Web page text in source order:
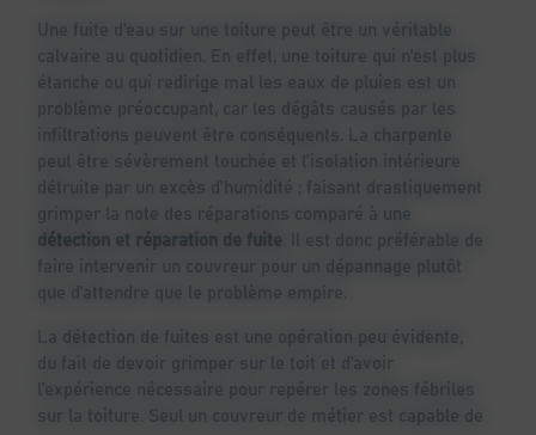
Une fuite d’eau sur une toiture peut être un véritable
calvaire au quotidien. En effet, une toiture qui n’est plus
étanche ou qui redirige mal les eaux de pluies est un
problème préoccupant, car les dégâts causés par les
infiltrations peuvent être conséquents. La charpente
peut être sévèrement touchée et l’isolation intérieure
détruite par un excès d’humidité ; faisant drastiquement
grimper la note des réparations comparé à une
détection et réparation de fuite. Il est donc préférable de
faire intervenir un couvreur pour un dépannage plutôt
que d’attendre que le problème empire.
La détection de fuites est une opération peu évidente,
du fait de devoir grimper sur le toit et d’avoir
l’expérience nécessaire pour repérer les zones fébriles
sur la toiture. Seul un couvreur de métier est capable de